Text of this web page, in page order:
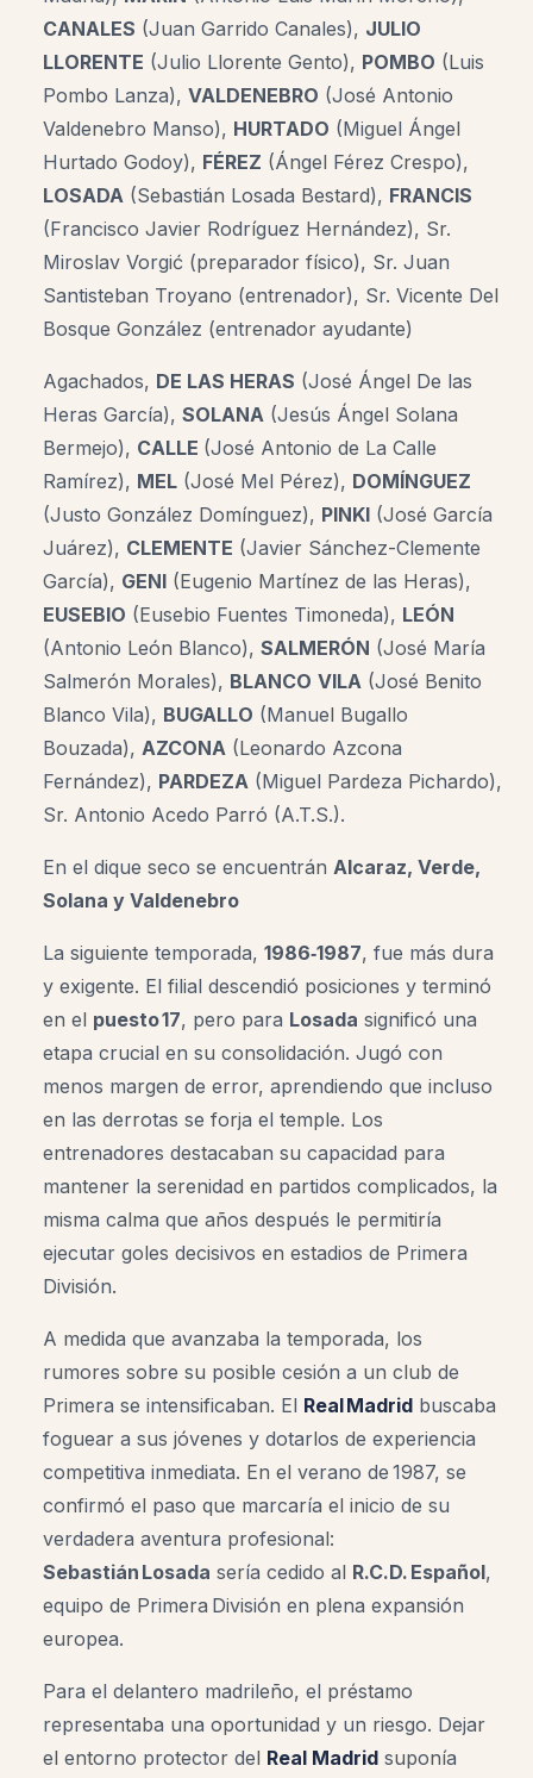
CANALES (Juan Garrido Canales), JULIO
LLORENTE (Julio Llorente Gento), POMBO (Luis
Pombo Lanza), VALDENEBRO (José Antonio
Valdenebro Manso), HURTADO (Miguel Ángel
Hurtado Godoy), FÉREZ (Ángel Férez Crespo),
LOSADA (Sebastián Losada Bestard), FRANCIS
(Francisco Javier Rodríguez Hernández), Sr.
Miroslav Vorgić (preparador físico), Sr. Juan
Santisteban Troyano (entrenador), Sr. Vicente Del
Bosque González (entrenador ayudante)
Agachados, DE LAS HERAS (José Ángel De las
Heras García), SOLANA (Jesús Ángel Solana
Bermejo), CALLE (José Antonio de La Calle
Ramírez), MEL (José Mel Pérez), DOMÍNGUEZ
(Justo González Domínguez), PINKI (José García
Juárez), CLEMENTE (Javier Sánchez-Clemente
García), GENI (Eugenio Martínez de las Heras),
EUSEBIO (Eusebio Fuentes Timoneda), LEÓN
(Antonio León Blanco), SALMERÓN (José María
Salmerón Morales), BLANCO VILA (José Benito
Blanco Vila), BUGALLO (Manuel Bugallo
Bouzada), AZCONA (Leonardo Azcona
Fernández), PARDEZA (Miguel Pardeza Pichardo),
Sr. Antonio Acedo Parró (A.T.S.).
En el dique seco se encuentrán Alcaraz, Verde,
Solana y Valdenebro
La siguiente temporada, 1986‑1987, fue más dura
y exigente. El filial descendió posiciones y terminó
en el puesto 17, pero para Losada significó una
etapa crucial en su consolidación. Jugó con
menos margen de error, aprendiendo que incluso
en las derrotas se forja el temple. Los
entrenadores destacaban su capacidad para
mantener la serenidad en partidos complicados, la
misma calma que años después le permitiría
ejecutar goles decisivos en estadios de Primera
División.
A medida que avanzaba la temporada, los
rumores sobre su posible cesión a un club de
Primera se intensificaban. El Real Madrid buscaba
foguear a sus jóvenes y dotarlos de experiencia
competitiva inmediata. En el verano de 1987, se
confirmó el paso que marcaría el inicio de su
verdadera aventura profesional:
Sebastián Losada sería cedido al R.C.D. Español,
equipo de Primera División en plena expansión
europea.
Para el delantero madrileño, el préstamo
representaba una oportunidad y un riesgo. Dejar
el entorno protector del Real Madrid suponía